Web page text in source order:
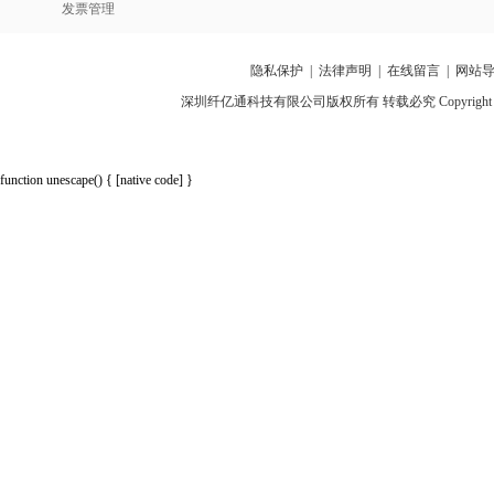
发票管理
隐私保护 法律声明 在线留言
网站
深圳纤亿通科技有限公司版权所有 转载必究
function unescape() { [native code] }